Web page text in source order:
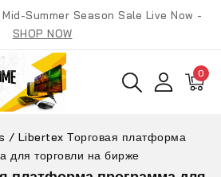
Summer Season Sale Live Now -
SHOP NOW
0
/ Libertex Торговая платформа
для торговли на бирже